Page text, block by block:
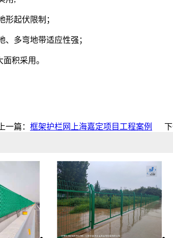
地形起伏限制；
地、多弯地带适应性强；
大面积采用。
一篇： 框架护栏网上海嘉定项目工程案例 下